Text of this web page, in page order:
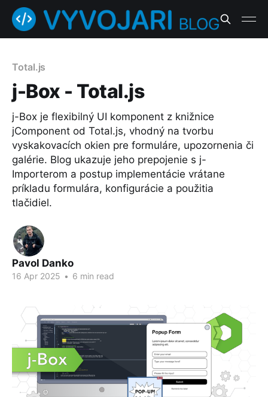
Total.js
j-Box - Total.js
j-Box je flexibilný UI komponent z knižnice
jComponent od Total.js, vhodný na tvorbu
vyskakovacích okien pre formuláre, upozornenia či
galérie. Blog ukazuje jeho prepojenie s j-
Importerom a postup implementácie vrátane
príkladu formulára, konfigurácie a použitia
tlačidiel.
Pavol Danko
16 Apr 2025 • 6 min read